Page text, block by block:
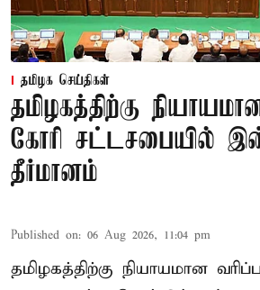
தமிழக செய்திகள்
தமிழகத்திற்கு
கோரி சட்டசபையில்
தீர்மானம்
Published on: 06 Aug 2026, 11:04 pm
தமிழகத்திற்கு நியாயமான